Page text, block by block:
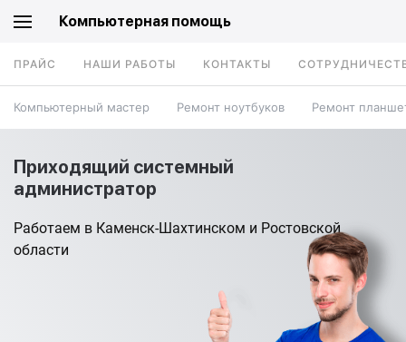
Компьютерная помощь
ПРАЙС НАШИ РАБОТЫ КОНТАКТЫ
Компьютерный мастер Ремонт ноутбуков Ремонт
Приходящий системный
администратор
Работаем в Каменск-Шахтинском и Ростовской
области